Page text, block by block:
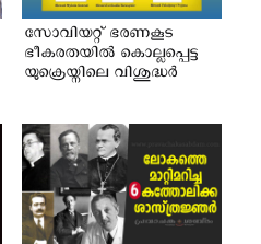
സോവിയറ്റ് ഭരണകൂട
ഭീകരതയിൽ കൊല്ലപ്പെട്ട
യുക്രെയ്നിലെ വിശുദ്ധർ